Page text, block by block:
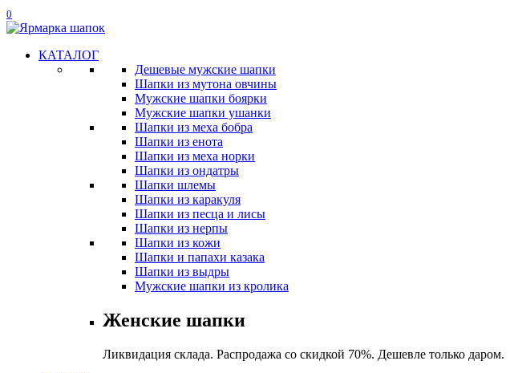
0
КАТАЛОГ
Дешевые мужские шапки
Шапки из мутона овчины
Мужские шапки боярки
Мужские шапки ушанки
Шапки из меха бобра
Шапки из енота
Шапки из меха норки
Шапки из ондатры
Шапки шлемы
Шапки из каракуля
Шапки из песца и лисы
Шапки из нерпы
Шапки из кожи
Шапки и папахи казака
Шапки из выдры
Мужские шапки из кролика
Женские шапки
Ликвидация склада. Распродажа со скидкой 70%. Дешевле только даром.